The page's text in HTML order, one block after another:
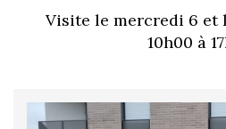
Visite le mercredi 6 et
10h00 à